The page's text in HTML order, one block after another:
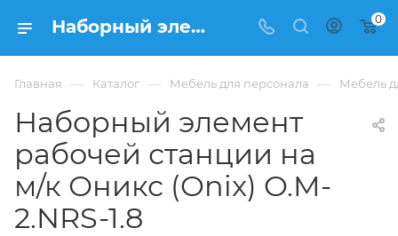
Наборный элемент рабочей станции на м/к Оникс (Onix) O.M-2.NRS-1.8 из ЛДСП купить в Москве, цена 26 432 ₽ - интернет-магазин ФРАНКОМ 0
Главная — Каталог — Мебель для персонала — Мебель
Наборный элемент
рабочей станции на
м/к Оникс (Onix) O.M-
2.NRS-1.8